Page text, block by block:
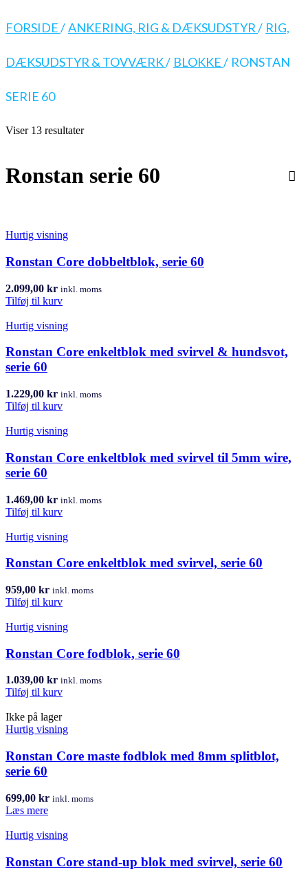
FORSIDE/ANKERING, RIG & DÆKSUDSTYR/ RIG,
DÆKSUDSTYR & TOVVÆRK/ BLOKKE/ RONSTAN
SERIE 60
Viser 13 resultater
Ronstan serie 60
Hurtig visning
Ronstan Core dobbeltblok, serie 60
2.099,00 kr inkl. moms
Tilføj til kurv
Hurtig visning
Ronstan Core enkeltblok med svirvel & hundsvot,
serie 60
1.229,00 kr inkl. moms
Tilføj til kurv
Hurtig visning
Ronstan Core enkeltblok med svirvel til 5mm wire,
serie 60
1.469,00 kr inkl. moms
Tilføj til kurv
Hurtig visning
Ronstan Core enkeltblok med svirvel, serie 60
959,00 kr inkl. moms
Tilføj til kurv
Hurtig visning
Ronstan Core fodblok, serie 60
1.039,00 kr inkl. moms
Tilføj til kurv
Ikke på lager
Hurtig visning
Ronstan Core maste fodblok med 8mm splitblot,
serie 60
699,00 kr inkl. moms
Læs mere
Hurtig visning
Ronstan Core stand-up blok med svirvel, serie 60